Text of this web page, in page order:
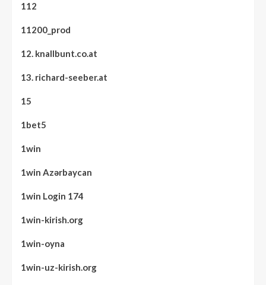
112
11200_prod
12. knallbunt.co.at
13. richard-seeber.at
15
1bet5
1win
1win Azərbaycan
1win Login 174
1win-kirish.org
1win-oyna
1win-uz-kirish.org